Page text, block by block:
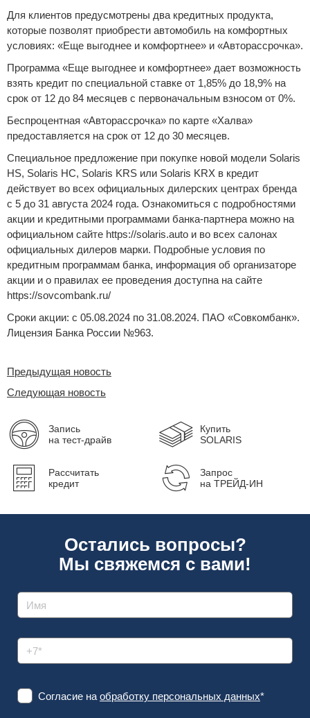
Для клиентов предусмотрены два кредитных продукта,
которые позволят приобрести автомобиль на комфортных
условиях: «Еще выгоднее и комфортнее» и «Авторассрочка».
Программа «Еще выгоднее и комфортнее» дает возможность
взять кредит по специальной ставке от 1,85% до 18,9% на
срок от 12 до 84 месяцев с первоначальным взносом от 0%.
Беспроцентная «Авторассрочка» по карте «Халва»
предоставляется на срок от 12 до 30 месяцев.
Специальное предложение при покупке новой модели Solaris
HS, Solaris HC, Solaris KRS или Solaris KRX в кредит
действует во всех официальных дилерских центрах бренда
с 5 до 31 августа 2024 года. Ознакомиться с подробностями
акции и кредитными программами банка-партнера можно на
официальном сайте https://solaris.auto и во всех салонах
официальных дилеров марки. Подробные условия по
кредитным программам банка, информация об организаторе
акции и о правилах ее проведения доступна на сайте
https://sovcombank.ru/
Сроки акции: с 05.08.2024 по 31.08.2024. ПАО «Совкомбанк».
Лицензия Банка России №963.
Предыдущая новость
Следующая новость
Запись
на тест-драйв
Купить
SOLARIS
Рассчитать
кредит
Запрос
на ТРЕЙД-ИН
Остались вопросы?
Мы свяжемся с вами!
Согласие на обработку персональных данных*